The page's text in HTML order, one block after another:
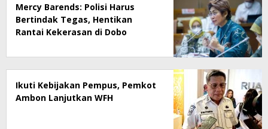
Mercy Barends: Polisi Harus
Bertindak Tegas, Hentikan
Rantai Kekerasan di Dobo
Ikuti Kebijakan Pempus, Pemkot
Ambon Lanjutkan WFH